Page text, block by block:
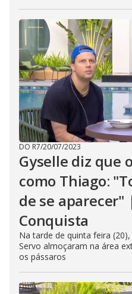
DO R7/20/07/2023
Gyselle diz que
como Thiago:
de se aparecer"
Conquista
Na tarde de quinta feira
Servo almoçaram na área
os pássaros